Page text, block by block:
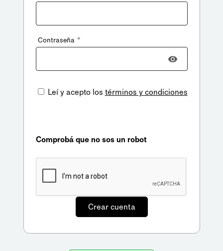
Contraseña *
Leí y acepto los términos y condiciones
Comprobá que no sos un robot